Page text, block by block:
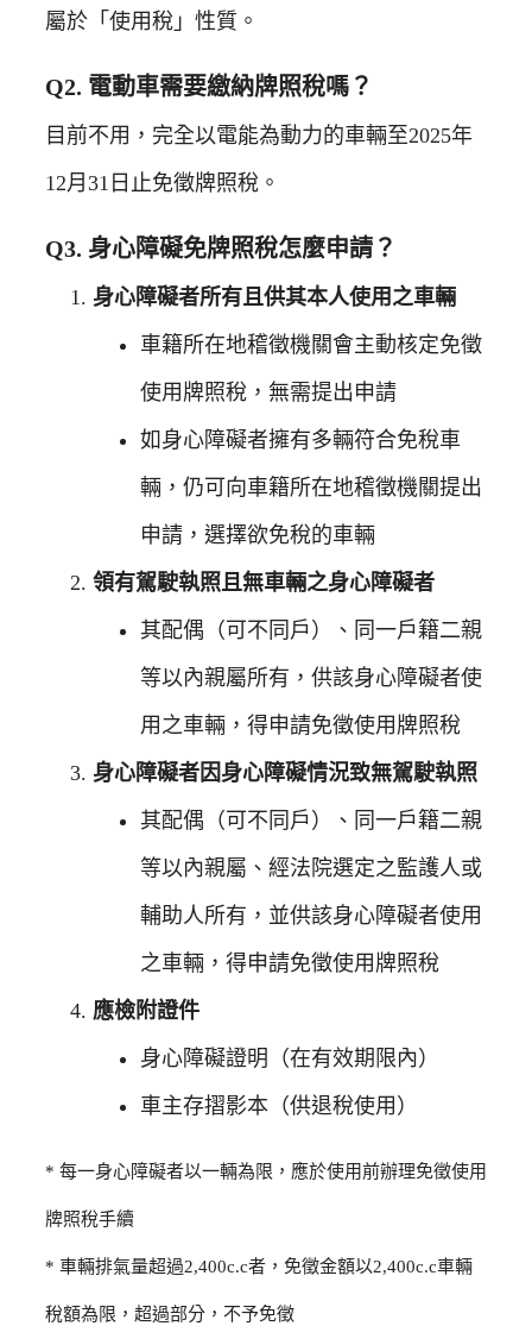
屬於「使用稅」性質。
Q2. 電動車需要繳納牌照稅嗎？
目前不用，完全以電能為動力的車輛至2025年
12月31日止免徵牌照稅。
Q3. 身心障礙免牌照稅怎麼申請？
身心障礙者所有且供其本人使用之車輛
車籍所在地稽徵機關會主動核定免徵
使用牌照稅，無需提出申請
如身心障礙者擁有多輛符合免稅車
輛，仍可向車籍所在地稽徵機關提出
申請，選擇欲免稅的車輛
領有駕駛執照且無車輛之身心障礙者
其配偶（可不同戶）、同一戶籍二親
等以內親屬所有，供該身心障礙者使
用之車輛，得申請免徵使用牌照稅
身心障礙者因身心障礙情況致無駕駛執照
其配偶（可不同戶）、同一戶籍二親
等以內親屬、經法院選定之監護人或
輔助人所有，並供該身心障礙者使用
之車輛，得申請免徵使用牌照稅
應檢附證件
身心障礙證明（在有效期限內）
車主存摺影本（供退稅使用）
* 每一身心障礙者以一輛為限，應於使用前辦理免徵使用
牌照稅手續
* 車輛排氣量超過2,400c.c者，免徵金額以2,400c.c車輛
稅額為限，超過部分，不予免徵